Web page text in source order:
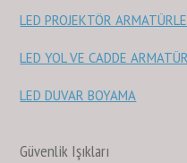
LED PROJEKTÖR
LED YOL VE CADDE
LED DUVAR BOYAMA
Güvenlik Işıkları